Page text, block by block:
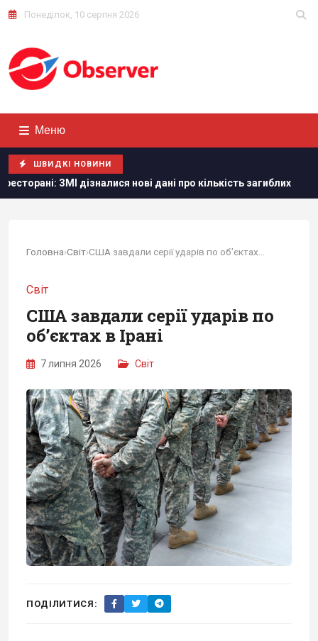
Понеділок, 10 серпня 2026
Меню
ШВИДКІ НОВИНИ
нові дані про кількість загиблих Тайвань показав
Головна›Світ›
Світ
США завдали серії ударів по
об’єктах в Ірані
7 липня 2026 Світ
ПОДІЛИТИСЯ: